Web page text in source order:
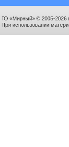
ГО «Мирный» © 2005-2026
При использовании